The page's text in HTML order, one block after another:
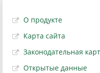
О продукте
Карта сайта
Законодательная
Открытые данные